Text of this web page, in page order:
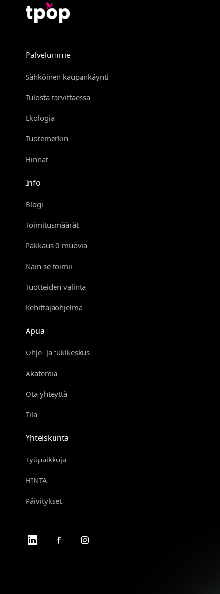
Palvelumme
Sähköinen kaupankäynti
Tulosta tarvittaessa
Ekologia
Tuotemerkin
Hinnat
Info
Blogi
Toimitusmäärät
Pakkaus 0 muovia
Näin se toimii
Tuotteiden valinta
Kehittäjäohjelma
Apua
Ohje- ja tukikeskus
Akatemia
Ota yhteyttä
Tila
Yhteiskunta
Työpaikkoja
HINTA
Päivitykset